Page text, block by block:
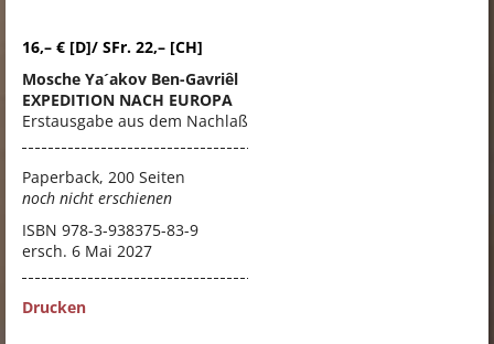
16,– € [D]/ SFr. 22,– [CH]
Mosche Ya´akov Ben-Gavriêl
EXPEDITION NACH EUROPA
Erstausgabe aus dem Nachlaß
Paperback, 200 Seiten
noch nicht erschienen
ISBN 978-3-938375-83-9
ersch. 6 Mai 2027
Drucken